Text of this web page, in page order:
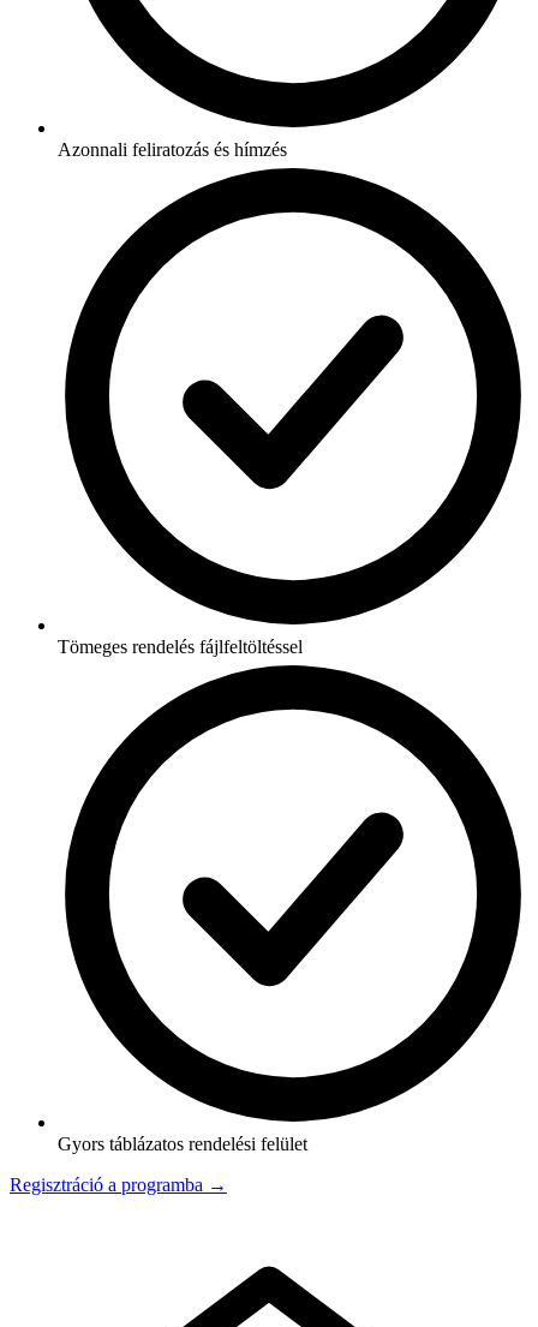
Azonnali feliratozás és hímzés
Tömeges rendelés fájlfeltöltéssel
Gyors táblázatos rendelési felület
Regisztráció a programba →